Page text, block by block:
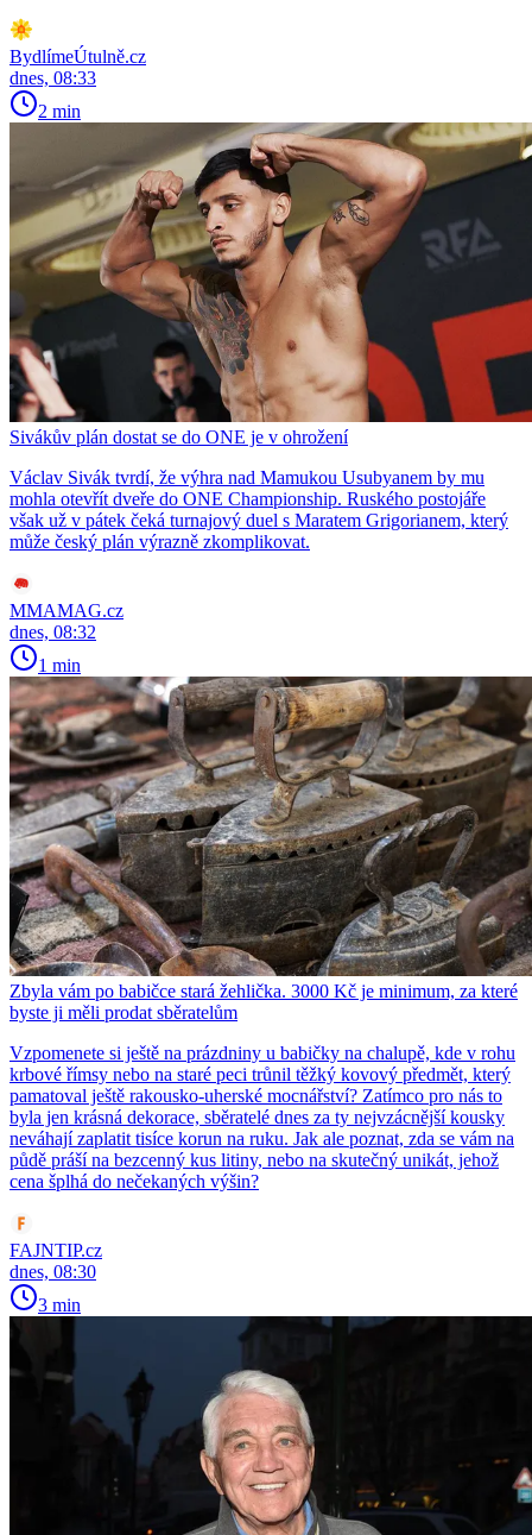
BydlímeÚtulně.cz
dnes, 08:33
2 min
Sivákův plán dostat se do ONE je v ohrožení
Václav Sivák tvrdí, že výhra nad Mamukou Usubyanem by mu
mohla otevřít dveře do ONE Championship. Ruského postojáře
však už v pátek čeká turnajový duel s Maratem Grigorianem, který
může český plán výrazně zkomplikovat.
MMAMAG.cz
dnes, 08:32
1 min
Zbyla vám po babičce stará žehlička. 3000 Kč je minimum, za které
byste ji měli prodat sběratelům
Vzpomenete si ještě na prázdniny u babičky na chalupě, kde v rohu
krbové římsy nebo na staré peci trůnil těžký kovový předmět, který
pamatoval ještě rakousko-uherské mocnářství? Zatímco pro nás to
byla jen krásná dekorace, sběratelé dnes za ty nejvzácnější kousky
neváhají zaplatit tisíce korun na ruku. Jak ale poznat, zda se vám na
půdě práší na bezcenný kus litiny, nebo na skutečný unikát, jehož
cena šplhá do nečekaných výšin?
FAJNTIP.cz
dnes, 08:30
3 min